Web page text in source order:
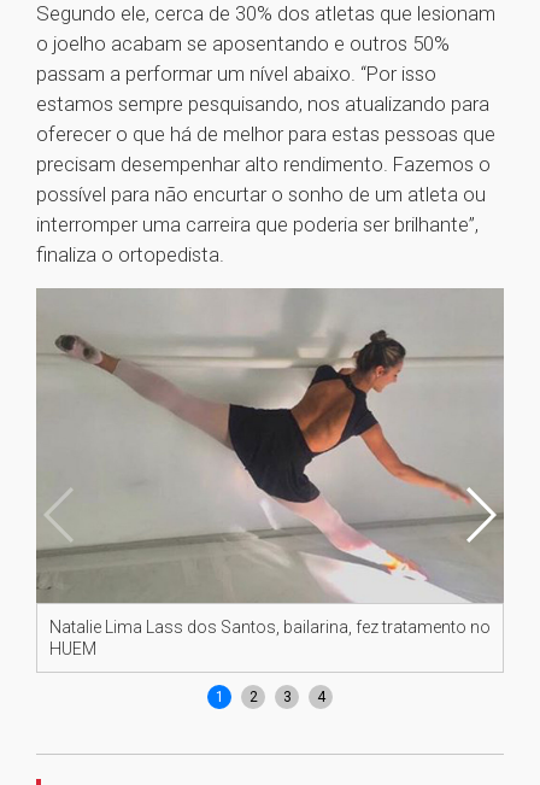
Segundo ele, cerca de 30% dos atletas que lesionam
o joelho acabam se aposentando e outros 50%
passam a performar um nível abaixo. “Por isso
estamos sempre pesquisando, nos atualizando para
oferecer o que há de melhor para estas pessoas que
precisam desempenhar alto rendimento. Fazemos o
possível para não encurtar o sonho de um atleta ou
interromper uma carreira que poderia ser brilhante”,
finaliza o ortopedista.
Natalie Lima Lass dos Santos, bailarina, fez tratamento no
HUEM
1 2 3 4